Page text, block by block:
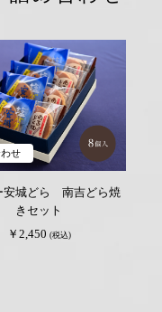
せ
安城どら 南吉どら焼
きセット
￥2,450 (税込)